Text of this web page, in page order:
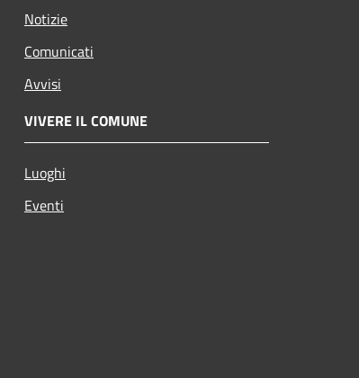
Notizie
Comunicati
Avvisi
VIVERE IL COMUNE
Luoghi
Eventi